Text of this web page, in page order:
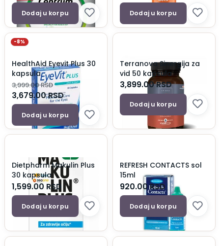
Dodaj u korpu Dodaj u korpu
-8%
HealthAid Eyevit Plus 30
kapsula
3,999.00RSD
3,679.00RSD
Dodaj u korpu
Terranova Sinergija za
vid 50 kapsula
3,899.00RSD
Dodaj u korpu
Dietpharm Makulin Plus
30 kapsula
1,599.00 RSD
Dodaj u korpu
REFRESH CONTACTS sol
15ml
920.00RSD
Dodaj u korpu